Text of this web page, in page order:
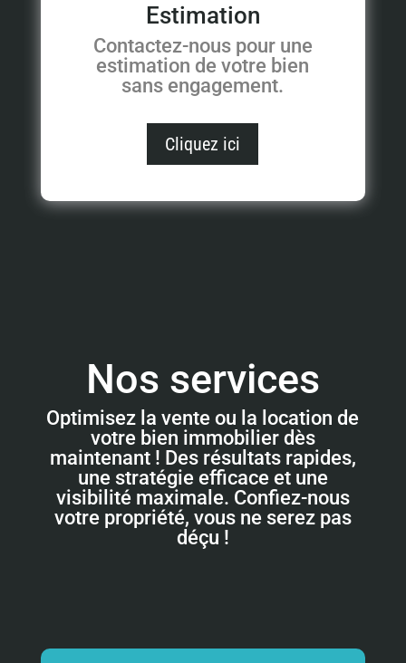
Estimation
Contactez-nous pour une
estimation de votre bien
sans engagement.
Cliquez ici
Nos services
Optimisez la vente ou la location de
votre bien immobilier dès
maintenant ! Des résultats rapides,
une stratégie efficace et une
visibilité maximale. Confiez-nous
votre propriété, vous ne serez pas
déçu !